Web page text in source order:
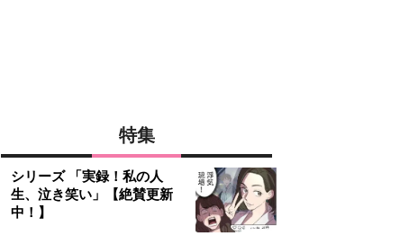
特集
シリーズ 「実録！私の人
生、泣き笑い」【絶賛更新
中！】